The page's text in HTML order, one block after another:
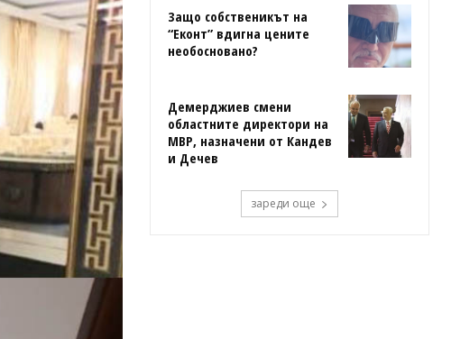
Защо собственикът на
“Еконт” вдигна цените
необосновано?
Демерджиев смени
областните директори на
МВР, назначени от Кандев
и Дечев
зареди още